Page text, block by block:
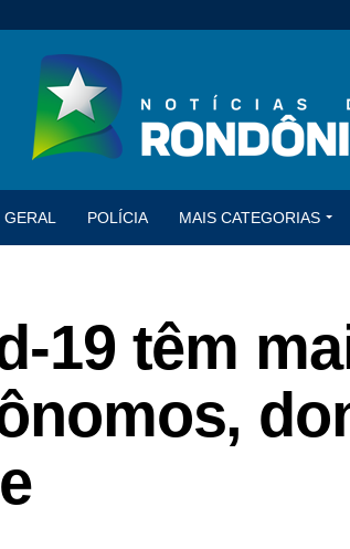
GERAL POLÍCIA MAIS CATEGORIAS
19 têm